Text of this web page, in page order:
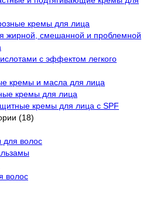
кремы для лица
жирной, смешанной и проблемной
с эффектом легкого
кремы и масла для лица
кремы для лица
кремы для лица с SPF
(18)
для волос
волос